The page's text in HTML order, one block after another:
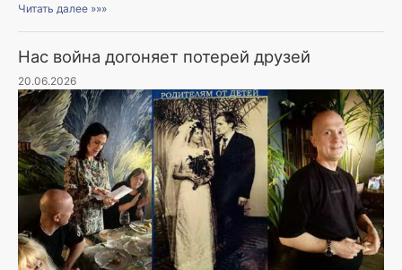
Читать далее »»»
Нас война догоняет потерей друзей
20.06.2026